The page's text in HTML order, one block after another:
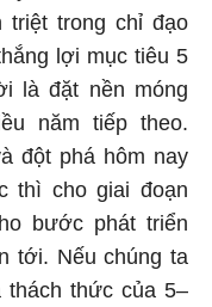
trong chỉ đạo
lợi mục tiêu 5
là đặt nền móng
năm tiếp theo.
đột phá hôm nay
thì cho giai đoạn
bước phát triển
tới. Nếu chúng ta
thức của 5–